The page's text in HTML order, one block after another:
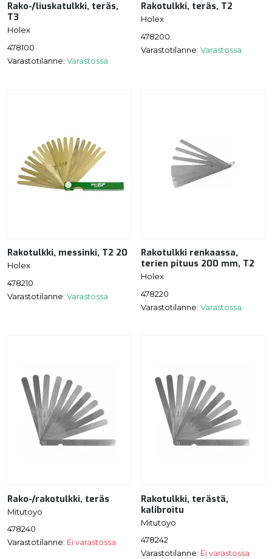
Rako-/liuskatulkki, teräs,
T3
Holex
478100
Varastotilanne: Varastossa
Rakotulkki, teräs, T2
Holex
478200
Varastotilanne: Varastossa
Rakotulkki, messinki, T2 20
Holex
478210
Varastotilanne: Varastossa
Rakotulkki renkaassa,
terien pituus 200 mm, T2
Holex
478220
Varastotilanne: Varastossa
Rako-/rakotulkki, teräs
Mitutoyo
478240
Varastotilanne: Ei varastossa
Rakotulkki, terästä,
kalibroitu
Mitutoyo
478242
Varastotilanne: Ei varastossa